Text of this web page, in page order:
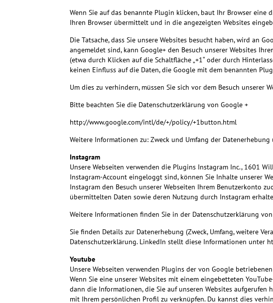
Wenn Sie auf das benannte Plugin klicken, baut Ihr Browser
Ihren Browser übermittelt und in die angezeigten Websites
Die Tatsache, dass Sie unsere Websites besucht haben, wird an
angemeldet sind, kann Google+ den Besuch unserer Websites
(etwa durch Klicken auf die Schaltfläche „+1“ oder durch
keinen Einfluss auf die Daten, die Google mit dem benannten
Um dies zu verhindern, müssen Sie sich vor dem Besuch unserer
Bitte beachten Sie die Datenschutzerklärung von Google +
http://www.google.com/intl/de/+/policy/+1button.html
Weitere Informationen zu: Zweck und Umfang der
Instagram
Unsere Webseiten verwenden die Plugins Instagram Inc., 1601
Instagram-Account eingeloggt sind, können Sie Inhalte unserer
Instagram den Besuch unserer Webseiten Ihrem Benutzerkonto
übermittelten Daten sowie deren Nutzung durch Instagram
Weitere Informationen finden Sie in der Datenschutzerklärung
Sie finden Details zur Datenerhebung (Zweck, Umfang, weitere
Datenschutzerklärung. LinkedIn stellt diese Informationen unter
Youtube
Unsere Webseiten verwenden Plugins der von Google
Wenn Sie eine unserer Websites mit einem eingebetteten
dann die Informationen, die Sie auf unseren Websites aufgerufen
mit Ihrem persönlichen Profil zu verknüpfen. Du kannst dies